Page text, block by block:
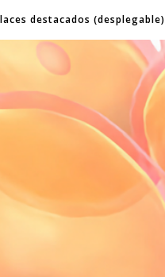
destacados (desplegable)